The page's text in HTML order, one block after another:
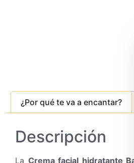
¿Por qué te va a encantar?
Descripción
La Crema facial hidratante